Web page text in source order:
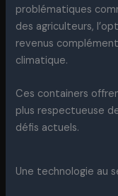
problématiques
des agriculteurs,
revenus
climatique.
Ces containers
plus respectueuse
défis actuels.
Une technologie au